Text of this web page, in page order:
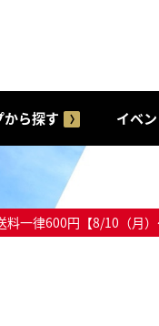
から探す イベ
一律600円【8/10（月